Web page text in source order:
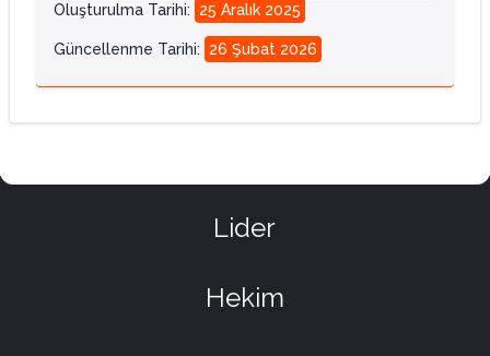
Oluşturulma Tarihi: 25 Aralık 2025
Güncellenme Tarihi: 26 Şubat 2026
Lider
Hekim